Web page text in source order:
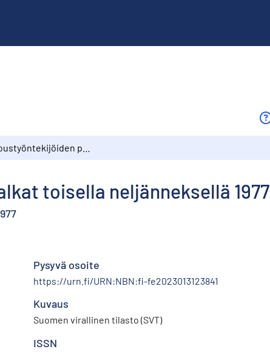
toisella neljänneksellä 1977
Pysyvä osoite
https://urn.fi/URN:NBN:fi-fe2023013123841
Kuvaus
Suomen virallinen tilasto (SVT)
ISSN